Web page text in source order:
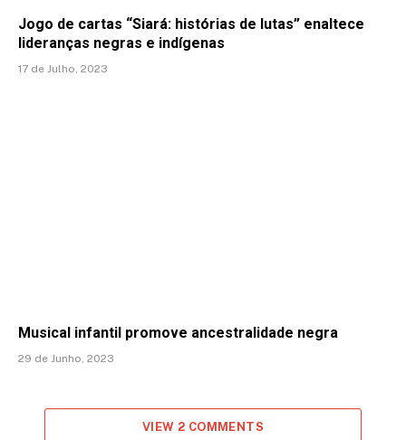
Jogo de cartas “Siará: histórias de lutas” enaltece
lideranças negras e indígenas
17 de Julho, 2023
Musical infantil promove ancestralidade negra
29 de Junho, 2023
VIEW 2 COMMENTS